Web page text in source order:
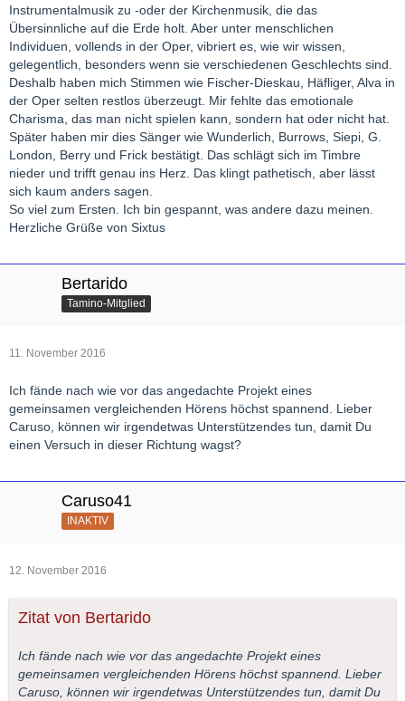
Instrumentalmusik zu -oder der Kirchenmusik, die das
Übersinnliche auf die Erde holt. Aber unter menschlichen
Individuen, vollends in der Oper, vibriert es, wie wir wissen,
gelegentlich, besonders wenn sie verschiedenen Geschlechts sind.
Deshalb haben mich Stimmen wie Fischer-Dieskau, Häfliger, Alva in
der Oper selten restlos überzeugt. Mir fehlte das emotionale
Charisma, das man nicht spielen kann, sondern hat oder nicht hat.
Später haben mir dies Sänger wie Wunderlich, Burrows, Siepi, G.
London, Berry und Frick bestätigt. Das schlägt sich im Timbre
nieder und trifft genau ins Herz. Das klingt pathetisch, aber lässt
sich kaum anders sagen.
So viel zum Ersten. Ich bin gespannt, was andere dazu meinen.
Herzliche Grüße von Sixtus
Bertarido
Tamino-Mitglied
11. November 2016
Ich fände nach wie vor das angedachte Projekt eines
gemeinsamen vergleichenden Hörens höchst spannend. Lieber
Caruso, können wir irgendetwas Unterstützendes tun, damit Du
einen Versuch in dieser Richtung wagst?
Caruso41
INAKTIV
12. November 2016
Zitat von Bertarido
Ich fände nach wie vor das angedachte Projekt eines
gemeinsamen vergleichenden Hörens höchst spannend. Lieber
Caruso, können wir irgendetwas Unterstützendes tun, damit Du